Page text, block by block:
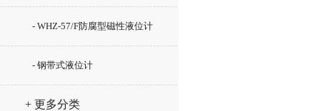
- WHZ-57/F防腐型磁性液位计
- 钢带式液位计
+ 更多分类